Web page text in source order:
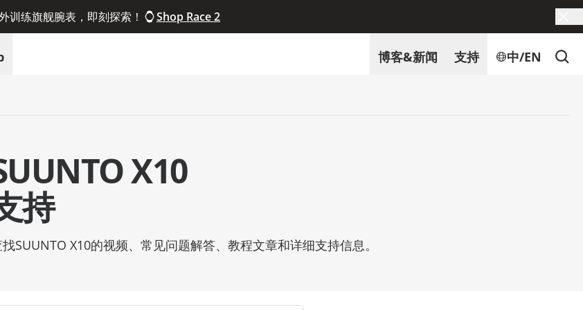
训练旗舰腕表，即刻探索！ Shop Race 2
博客&新闻 支持 中/EN
X10
持
SUUNTO X10的视频、常见问题解答、教程文章和详细支持信息。